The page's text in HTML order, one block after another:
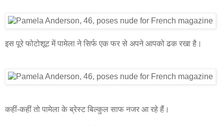
इस पूरे फोटोशूट में पामेला ने सिर्फ एक फर से अपने आपको ढक रखा है।
कहीं-कहीं तो पामेला के ब्रेस्ट बिल्कुल साफ नजर आ रहे हैं।